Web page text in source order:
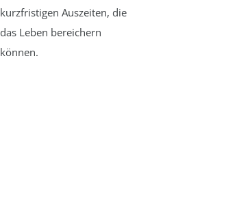
kurzfristigen Auszeiten, die
das Leben bereichern
können.